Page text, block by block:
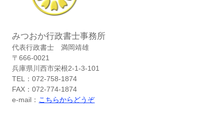
みつおか行政書士事務所
代表行政書士 満岡靖雄
〒666-0021
兵庫県川西市栄根2-1-3-101
TEL：072-758-1874
FAX：072-774-1874
e-mail： こちらからどうぞ